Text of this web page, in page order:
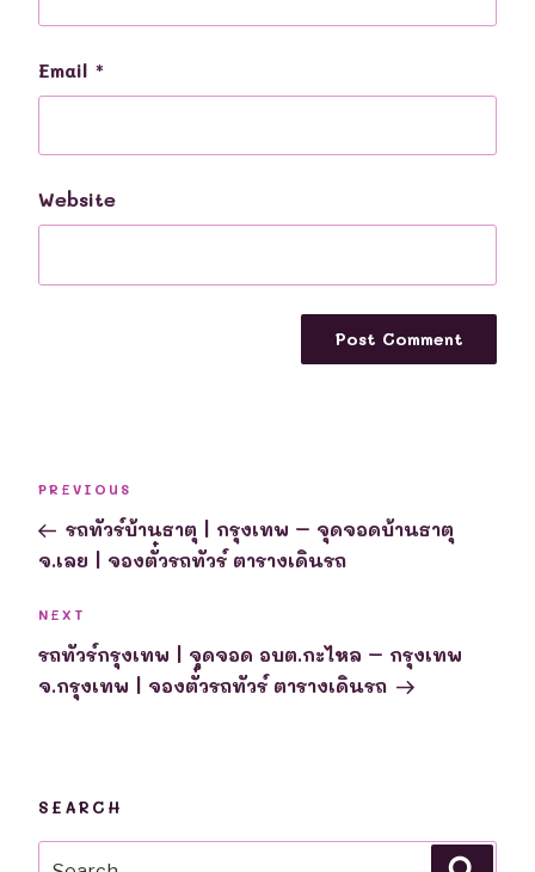
Email *
Website
Previous
Post
PREVIOUS
รถทัวร์บ้านธาตุ | กรุงเทพ – จุดจอดบ้านธาตุ
จ.เลย | จองตั๋วรถทัวร์ ตารางเดินรถ
Next
Post
NEXT
รถทัวร์กรุงเทพ | จุดจอด อบต.กะไหล – กรุงเทพ
จ.กรุงเทพ | จองตั๋วรถทัวร์ ตารางเดินรถ
SEARCH